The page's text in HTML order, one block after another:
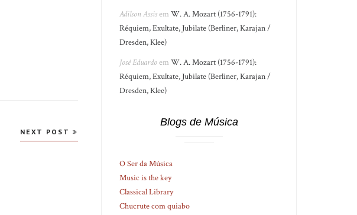
NEXT POST
Adilson AssisemW. A. Mozart (1756-1791):
Réquiem, Exultate, Jubilate (Berliner, Karajan /
Dresden, Klee)
José EduardoemW. A. Mozart (1756-1791):
Réquiem, Exultate, Jubilate (Berliner, Karajan /
Dresden, Klee)
Blogs de Música
O Ser da Música
Music is the key
Classical Library
Chucrute com quiabo